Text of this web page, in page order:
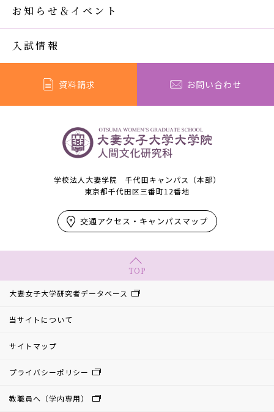
お知らせ＆イベント
入試情報
資料請求 お問い合わせ
学校法人大妻学院 千代田キャンパス（本部）
東京都千代田区三番町12番地
交通アクセス・キャンパスマップ
TOP
大妻女子大学研究者データベース
当サイトについて
サイトマップ
プライバシーポリシー
教職員へ（学内専用）